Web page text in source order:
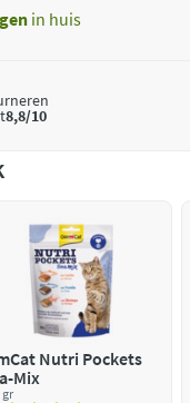
in huis
8,8/10
Nutri Pockets
Mix
gr